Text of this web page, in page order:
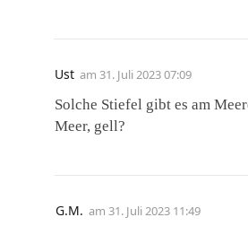
Ust am 31. Juli 2023 07:09
Solche Stiefel gibt es am
Meer, gell?
G.M. am 31. Juli 2023 11:49